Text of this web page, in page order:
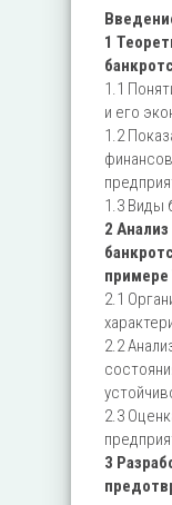
1
1.1
и его
1.2
1.3 Виды
2
2.1
2.2
2.3
3